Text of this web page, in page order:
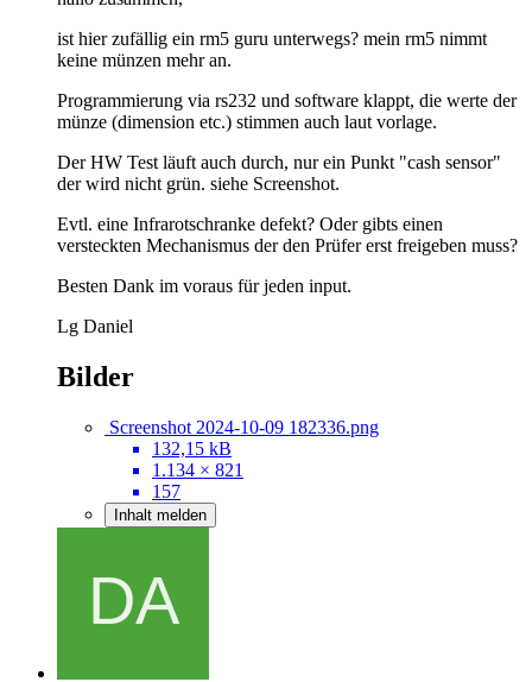
ist hier zufällig ein rm5 guru unterwegs? mein rm5 nimmt
keine münzen mehr an.
Programmierung via rs232 und software klappt, die werte der
münze (dimension etc.) stimmen auch laut vorlage.
Der HW Test läuft auch durch, nur ein Punkt "cash sensor"
der wird nicht grün. siehe Screenshot.
Evtl. eine Infrarotschranke defekt? Oder gibts einen
versteckten Mechanismus der den Prüfer erst freigeben muss?
Besten Dank im voraus für jeden input.
Lg Daniel
Bilder
Screenshot 2024-10-09 182336.png
132,15 kB
1.134 × 821
157
Inhalt melden